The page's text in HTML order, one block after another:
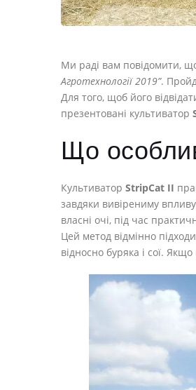
Ми раді вам повідомити,
Агротехнології 2019”.
Для того, щоб його
презентовані культиватор
Що
Культиватор StripCat II
завдяки вивірениму
власні очі, під час
Цей метод відмінно
відносно буряка і сої.